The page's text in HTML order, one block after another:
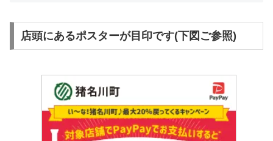
店頭にあるポスターが目印です(下図ご参照)